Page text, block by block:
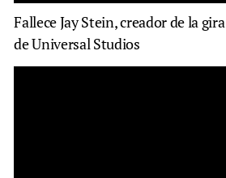
Fallece Jay Stein, creador de la gira
de Universal Studios